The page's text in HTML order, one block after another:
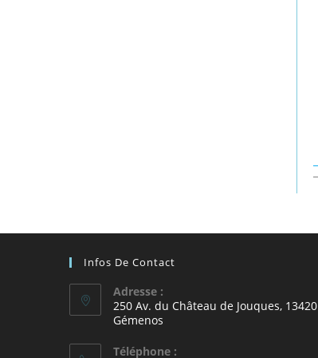
Infos De Contact
Adresse :
250 Av. du Château de Jouques, 13420
Gémenos
Téléphone :